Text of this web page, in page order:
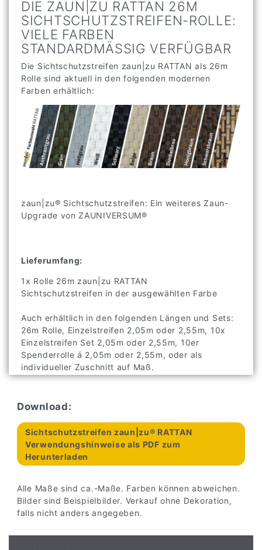
DIE ZAUN|ZU RATTAN 26M
SICHTSCHUTZSTREIFEN-ROLLE:
VIELE FARBEN
STANDARDMÄSSIG VERFÜGBAR
Die Sichtschutzstreifen zaun|zu RATTAN als 26m
Rolle sind aktuell in den folgenden modernen
Farben erhältlich:
zaun|zu® Sichtschutzstreifen: Ein weiteres Zaun-
1x Rolle 26m zaun|zu RATTAN
Auch erhältlich in den folgenden Längen und Sets:
26m Rolle, Einzelstreifen 2,05m oder 2,55m, 10x
Einzelstreifen Set 2,05m oder 2,55m, 10er
Spenderrolle á 2,05m oder 2,55m, oder als
individueller Zuschnitt auf Maß.
Sichtschutzstreifen zaun|zu® RATTAN
Verwendungshinweise als PDF zum
Herunterladen
Alle Maße sind ca.-Maße. Farben können abweichen.
Bilder sind Beispielbilder. Verkauf ohne Dekoration,